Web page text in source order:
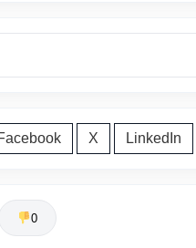
X LinkedIn
0